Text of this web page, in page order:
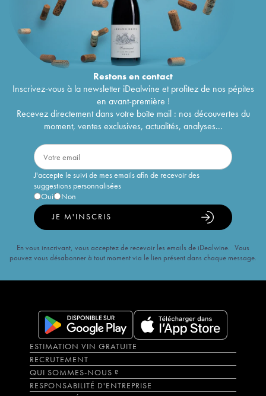
Restons encontact
Inscrivez-vous à la newsletter iDealwine et profitez de nos pépites
en avant-première !
Recevez directement dans votre boîte mail : nos découvertes du
moment, ventes exclusives, actualités, analyses...
J'accepte le suivi de mes emails afin de recevoir des
suggestions personnalisées
Oui
Non
JE M'INSCRIS
En vous inscrivant, vous acceptez de recevoir les emails de iDealwine. Vous
pouvez vous désabonner à tout moment via le lien présent dans chaque message.
ESTIMATION VIN GRATUITE
RECRUTEMENT
QUI SOMMES-NOUS ?
RESPONSABILITÉ D'ENTREPRISE